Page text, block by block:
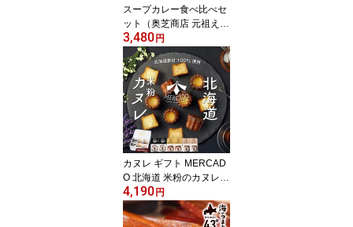
スープカレー食べ比べセ
ット（奥芝商店 元祖えび
だしスープカレー 300
g・GARAKU スープカレ
ー (チキン) カレー 1食）
各1個 合計2点セット ガ
ラク 札幌スープカレー
本場 レトルト 北海道 札
幌
3,480 円
カヌレ ギフト MERCAD
O 北海道 米粉のカヌレ 3
種類(プレーン・さつまい
も・トマト) 各2個セット
（合計6個） 専用箱 無添
4,190 円